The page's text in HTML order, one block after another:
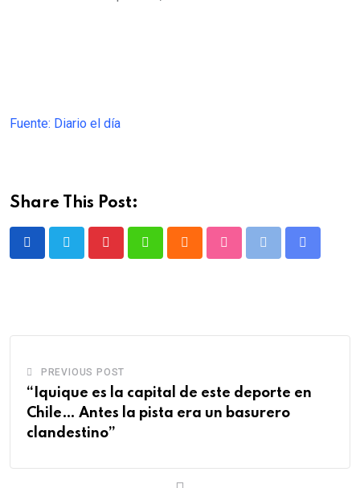
Fuente: Diario el día
Share This Post:
PREVIOUS POST
“Iquique es la capital de este deporte en
Chile… Antes la pista era un basurero
clandestino”